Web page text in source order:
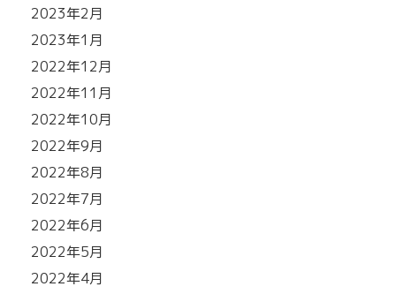
2023年2月
2023年1月
2022年12月
2022年11月
2022年10月
2022年9月
2022年8月
2022年7月
2022年6月
2022年5月
2022年4月